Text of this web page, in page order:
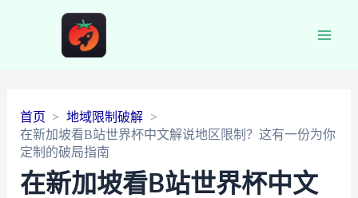
首页
地域限制破解
在新加坡看B站世界杯中文解说地区限制？这有一份为你
定制的破局指南
在新加坡看B站世界杯中文